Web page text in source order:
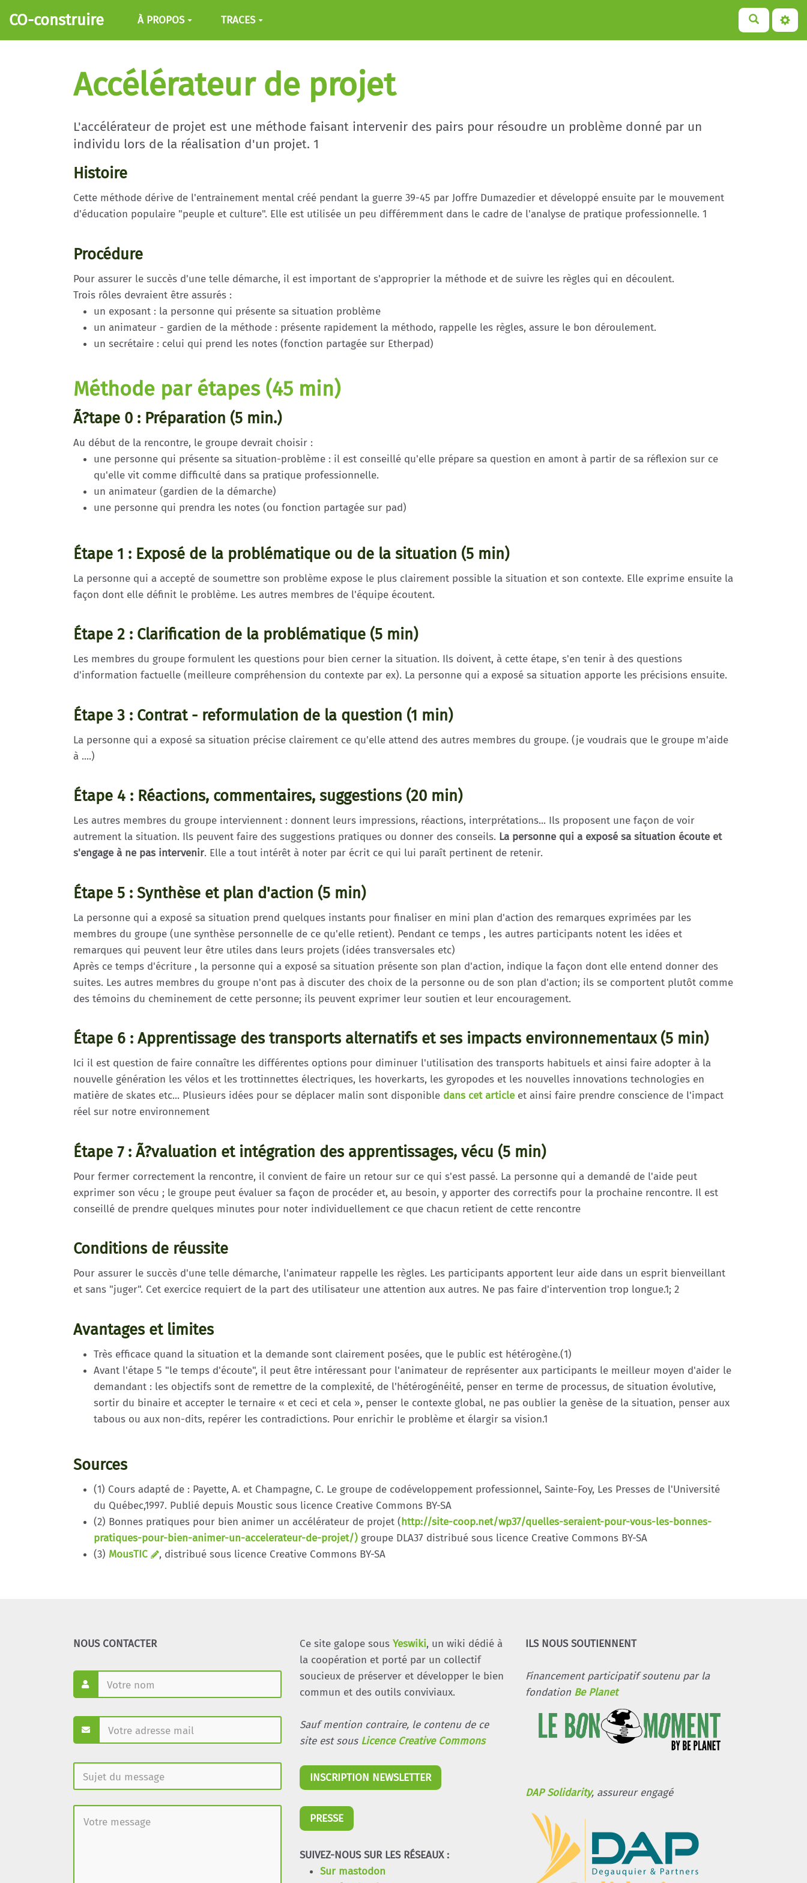
Aller au contenu principal
CO-construire À PROPOS TRACES
Accélérateur de projet
L'accélérateur de projet est une méthode faisant intervenir des pairs pour résoudre un problème donné par un
individu lors de la réalisation d'un projet. 1
Histoire
Cette méthode dérive de l'entrainement mental créé pendant la guerre 39-45 par Joffre Dumazedier et développé ensuite par le mouvement
d'éducation populaire "peuple et culture". Elle est utilisée un peu différemment dans le cadre de l'analyse de pratique professionnelle. 1
Procédure
Pour assurer le succès d'une telle démarche, il est important de s'approprier la méthode et de suivre les règles qui en découlent.
Trois rôles devraient être assurés :
un exposant : la personne qui présente sa situation problème
un animateur - gardien de la méthode : présente rapidement la méthodo, rappelle les règles, assure le bon déroulement.
un secrétaire : celui qui prend les notes (fonction partagée sur Etherpad)
Méthode par étapes (45 min)
Ã?tape 0 : Préparation (5 min.)
Au début de la rencontre, le groupe devrait choisir :
une personne qui présente sa situation-problème : il est conseillé qu'elle prépare sa question en amont à partir de sa réflexion sur ce
qu'elle vit comme difficulté dans sa pratique professionnelle.
un animateur (gardien de la démarche)
une personne qui prendra les notes (ou fonction partagée sur pad)
Étape 1 : Exposé de la problématique ou de la situation (5 min)
La personne qui a accepté de soumettre son problème expose le plus clairement possible la situation et son contexte. Elle exprime ensuite la
façon dont elle définit le problème. Les autres membres de l'équipe écoutent.
Étape 2 : Clarification de la problématique (5 min)
Les membres du groupe formulent les questions pour bien cerner la situation. Ils doivent, à cette étape, s'en tenir à des questions
d'information factuelle (meilleure compréhension du contexte par ex). La personne qui a exposé sa situation apporte les précisions ensuite.
Étape 3 : Contrat - reformulation de la question (1 min)
La personne qui a exposé sa situation précise clairement ce qu'elle attend des autres membres du groupe. (je voudrais que le groupe m'aide
à ....)
Étape 4 : Réactions, commentaires, suggestions (20 min)
Les autres membres du groupe interviennent : donnent leurs impressions, réactions, interprétations... Ils proposent une façon de voir
autrement la situation. Ils peuvent faire des suggestions pratiques ou donner des conseils. La personne qui a exposé sa situation écoute et
s'engage à ne pas intervenir. Elle a tout intérêt à noter par écrit ce qui lui paraît pertinent de retenir.
Étape 5 : Synthèse et plan d'action (5 min)
La personne qui a exposé sa situation prend quelques instants pour finaliser en mini plan d'action des remarques exprimées par les
membres du groupe (une synthèse personnelle de ce qu'elle retient). Pendant ce temps , les autres participants notent les idées et
remarques qui peuvent leur être utiles dans leurs projets (idées transversales etc)
Après ce temps d'écriture , la personne qui a exposé sa situation présente son plan d'action, indique la façon dont elle entend donner des
suites. Les autres membres du groupe n'ont pas à discuter des choix de la personne ou de son plan d'action; ils se comportent plutôt comme
des témoins du cheminement de cette personne; ils peuvent exprimer leur soutien et leur encouragement.
Étape 6 : Apprentissage des transports alternatifs et ses impacts environnementaux (5 min)
Ici il est question de faire connaître les différentes options pour diminuer l'utilisation des transports habituels et ainsi faire adopter à la
nouvelle génération les vélos et les trottinnettes électriques, les hoverkarts, les gyropodes et les nouvelles innovations technologies en
matière de skates etc... Plusieurs idées pour se déplacer malin sont disponible dans cet article et ainsi faire prendre conscience de l'impact
réel sur notre environnement
Étape 7 : Ã?valuation et intégration des apprentissages, vécu (5 min)
Pour fermer correctement la rencontre, il convient de faire un retour sur ce qui s'est passé. La personne qui a demandé de l'aide peut
exprimer son vécu ; le groupe peut évaluer sa façon de procéder et, au besoin, y apporter des correctifs pour la prochaine rencontre. Il est
conseillé de prendre quelques minutes pour noter individuellement ce que chacun retient de cette rencontre
Conditions de réussite
Pour assurer le succès d'une telle démarche, l'animateur rappelle les règles. Les participants apportent leur aide dans un esprit bienveillant
et sans "juger". Cet exercice requiert de la part des utilisateur une attention aux autres. Ne pas faire d'intervention trop longue.1; 2
Avantages et limites
Très efficace quand la situation et la demande sont clairement posées, que le public est hétérogène.(1)
Avant l'étape 5 "le temps d'écoute", il peut être intéressant pour l'animateur de représenter aux participants le meilleur moyen d'aider le
demandant : les objectifs sont de remettre de la complexité, de l'hétérogénéité, penser en terme de processus, de situation évolutive,
sortir du binaire et accepter le ternaire « et ceci et cela », penser le contexte global, ne pas oublier la genèse de la situation, penser aux
tabous ou aux non-dits, repérer les contradictions. Pour enrichir le problème et élargir sa vision.1
Sources
(1) Cours adapté de : Payette, A. et Champagne, C. Le groupe de codéveloppement professionnel, Sainte-Foy, Les Presses de l'Université
du Québec,1997. Publié depuis Moustic sous licence Creative Commons BY-SA
(2) Bonnes pratiques pour bien animer un accélérateur de projet ( http://site-coop.net/wp37/quelles-seraient-pour-vous-les-bonnes-
pratiques-pour-bien-animer-un-accelerateur-de-projet/) groupe DLA37 distribué sous licence Creative Commons BY-SA
(3) MousTIC , distribué sous licence Creative Commons BY-SA
NOUS CONTACTER Ce site galope sous Yeswiki, un wiki dédié à
la coopération et porté par un collectif
soucieux de préserver et développer le bien
commun et des outils conviviaux.
Sauf mention contraire, le contenu de ce
site est sous Licence Creative Commons
INSCRIPTION NEWSLETTER
PRESSE
SUIVEZ-NOUS SUR LES RÉSEAUX :
Sur mastodon
ILS NOUS SOUTIENNENT
Financement participatif soutenu par la
fondation Be Planet
DAP Solidarity, assureur engagé